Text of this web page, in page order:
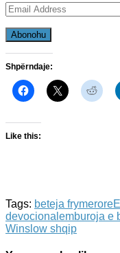
Email
Address
Abonohu
Shpërndaje:
Like this:
Tags: beteja frymerore
devocionalemburoja e
Winslow shqip